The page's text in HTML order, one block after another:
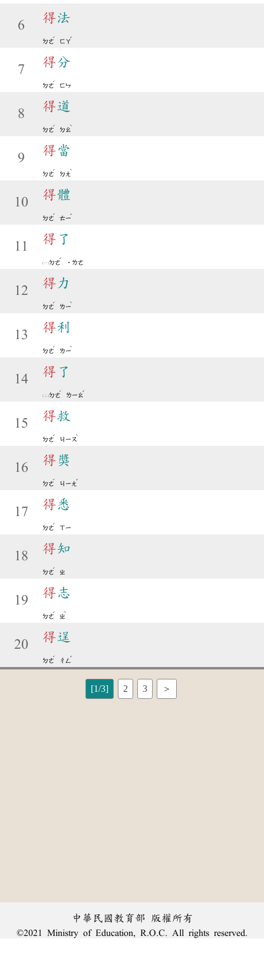
6
得法
ㄉㄜ
ˊ
ㄈㄚ
ˇ
7
得分
ㄉㄜ
ˊ
ㄈㄣ
8
得道
ㄉㄜ
ˊ
ㄉㄠ
ˋ
9
得當
ㄉㄜ
ˊ
ㄉㄤ
ˋ
10
得體
ㄉㄜ
ˊ
ㄊㄧ
ˇ
11
得 了
ㄉㄜ
ˊ
˙ㄌㄜ
12
得 力
ㄉㄜ
ˊ
ㄌㄧ
ˋ
13
得利
ㄉㄜ
ˊ
ㄌㄧ
ˋ
14
得 了
ㄉㄜ
ˊ
ㄌㄧㄠ
ˇ
15
得救
ㄉㄜ
ˊ
ㄐㄧㄡ
ˋ
16
得 獎
ㄉㄜ
ˊ
ㄐㄧㄤ
ˇ
17
得悉
ㄉㄜ
ˊ
ㄒㄧ
18
得知
ㄉㄜ
ˊ
ㄓ
19
得志
ㄉㄜ
ˊ
ㄓ
ˋ
20
得逞
ㄉㄜ
ˊ
ㄔㄥ
ˇ
[1/3] 2 3 ＞
中華民國教育部 版權所有
©2021 Ministry of Education, R.O.C. All rights reserved.